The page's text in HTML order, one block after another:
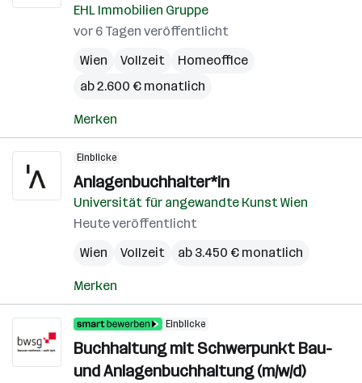
EHL Immobilien Gruppe
vor 6 Tagen veröffentlicht
Wien
Vollzeit
Homeoffice
ab 2.600 € monatlich
Merken
Einblicke
Anlagenbuchhalter*in
Universität für angewandte Kunst Wien
Heute veröffentlicht
Wien
Vollzeit ab 3.450 € monatlich
Merken
Einblicke
Buchhaltung mit Schwerpunkt Bau-
und Anlagenbuchhaltung (m/w/d)